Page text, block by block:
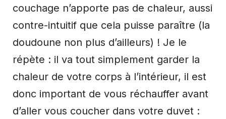
couchage n’apporte pas de chaleur, aussi
contre-intuitif que cela puisse paraître (la
doudoune non plus d’ailleurs) ! Je le
répète : il va tout simplement garder la
chaleur de votre corps à l’intérieur, il est
donc important de vous réchauffer avant
d’aller vous coucher dans votre duvet :